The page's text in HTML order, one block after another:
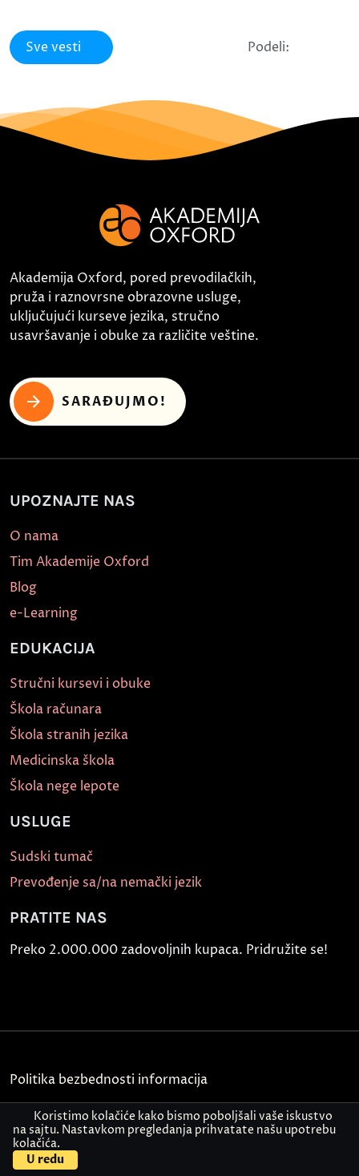
Sve vesti Podeli:
Akademija Oxford, pored prevodilačkih,
pruža i raznovrsne obrazovne usluge,
uključujući kurseve jezika, stručno
usavršavanje i obuke za različite veštine.
SARAĐUJMO!
UPOZNAJTE NAS
O nama
Tim Akademije Oxford
Blog
e-Learning
EDUKACIJA
Stručni kursevi i obuke
Škola računara
Škola stranih jezika
Medicinska škola
Škola nege lepote
USLUGE
Sudski tumač
Prevođenje sa/na nemački jezik
PRATITE NAS
Preko 2.000.000 zadovoljnih kupaca. Pridružite se!
Politika bezbednosti informacija
Kontakt
© Akademija Oxford 2026.
Koristimo kolačiće kako bismo poboljšali vaše iskustvo
na sajtu. Nastavkom pregledanja prihvatate našu upotrebu
kolačića.
U redu